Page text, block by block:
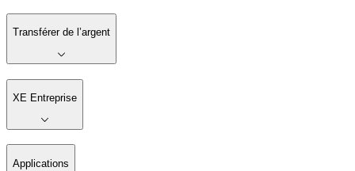
Transférer de l’argent
XE Entreprise
Applications